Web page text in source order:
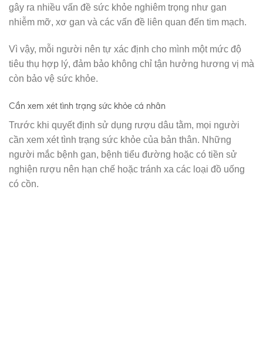
gây ra nhiều vấn đề sức khỏe nghiêm trọng như gan
nhiễm mỡ, xơ gan và các vấn đề liên quan đến tim mạch.
Vì vậy, mỗi người nên tự xác định cho mình một mức độ
tiêu thụ hợp lý, đảm bảo không chỉ tận hưởng hương vị mà
còn bảo vệ sức khỏe.
Cần xem xét tình trạng sức khỏe cá nhân
Trước khi quyết định sử dụng rượu dâu tằm, mọi người
cần xem xét tình trạng sức khỏe của bản thân. Những
người mắc bệnh gan, bệnh tiểu đường hoặc có tiền sử
nghiện rượu nên hạn chế hoặc tránh xa các loại đồ uống
có cồn.